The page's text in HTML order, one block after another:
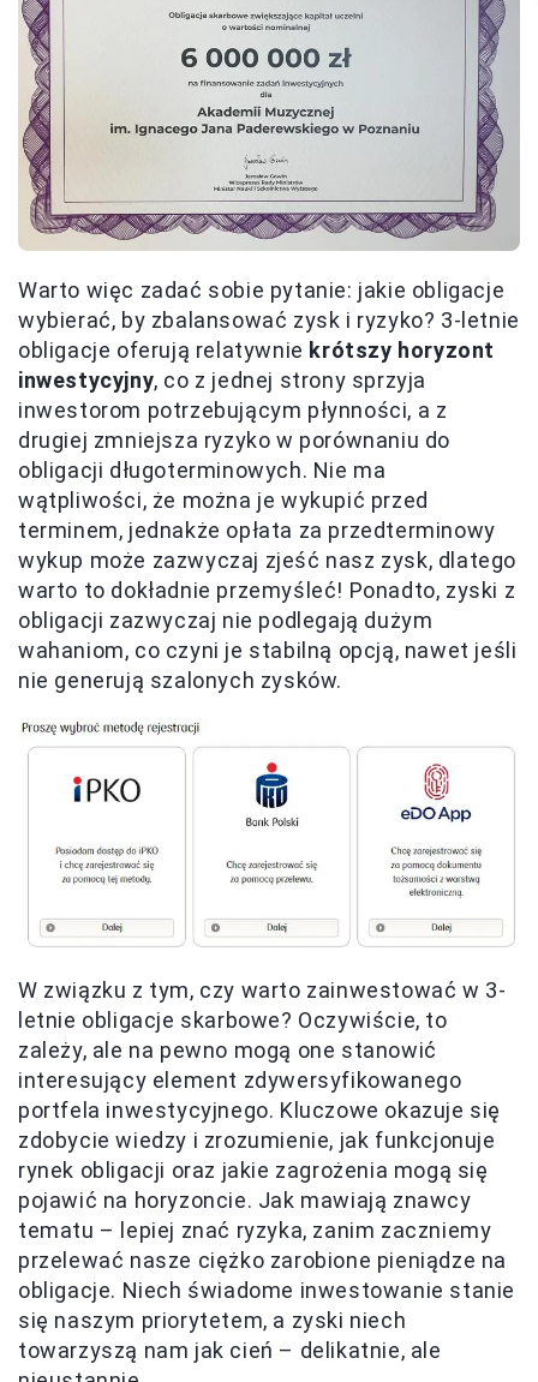
Warto więc zadać sobie pytanie: jakie obligacje
wybierać, by zbalansować zysk i ryzyko? 3-letnie
obligacje oferują relatywnie krótszy horyzont
inwestycyjny, co z jednej strony sprzyja
inwestorom potrzebującym płynności, a z
drugiej zmniejsza ryzyko w porównaniu do
obligacji długoterminowych. Nie ma
wątpliwości, że można je wykupić przed
terminem, jednakże opłata za przedterminowy
wykup może zazwyczaj zjeść nasz zysk, dlatego
warto to dokładnie przemyśleć! Ponadto, zyski z
obligacji zazwyczaj nie podlegają dużym
wahaniom, co czyni je stabilną opcją, nawet jeśli
nie generują szalonych zysków.
W związku z tym, czy warto zainwestować w 3-
letnie obligacje skarbowe? Oczywiście, to
zależy, ale na pewno mogą one stanowić
interesujący element zdywersyfikowanego
portfela inwestycyjnego. Kluczowe okazuje się
zdobycie wiedzy i zrozumienie, jak funkcjonuje
rynek obligacji oraz jakie zagrożenia mogą się
pojawić na horyzoncie. Jak mawiają znawcy
tematu – lepiej znać ryzyka, zanim zaczniemy
przelewać nasze ciężko zarobione pieniądze na
obligacje. Niech świadome inwestowanie stanie
się naszym priorytetem, a zyski niech
towarzyszą nam jak cień – delikatnie, ale